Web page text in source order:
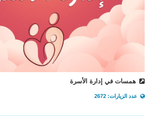
همسات في إدارة الأسرة
عدد الزيارات: 2672